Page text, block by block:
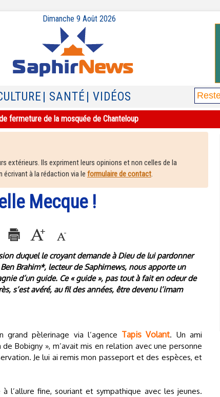
Dimanche 9 Août 2026
| SANTÉ | VIDÉOS
fermeture de la mosquée de Chanteloup
extérieurs. Ils expriment leurs opinions et non celles de la
à la rédaction via le formulaire de contact.
Mecque !
duquel le croyant demande à Dieu de lui pardonner
Brahim*, lecteur de Saphirnews, nous apporte un
d’un guide. Ce « guide », pas tout à fait en odeur de
s’est avéré, au fil des années, être devenu l’imam
grand pèlerinage via l’agence Tapis Volant. Un ami
Bobigny », m’avait mis en relation avec une personne
Je lui ai remis mon passeport et des espèces, et
l’allure fine, souriant et sympathique avec les jeunes.